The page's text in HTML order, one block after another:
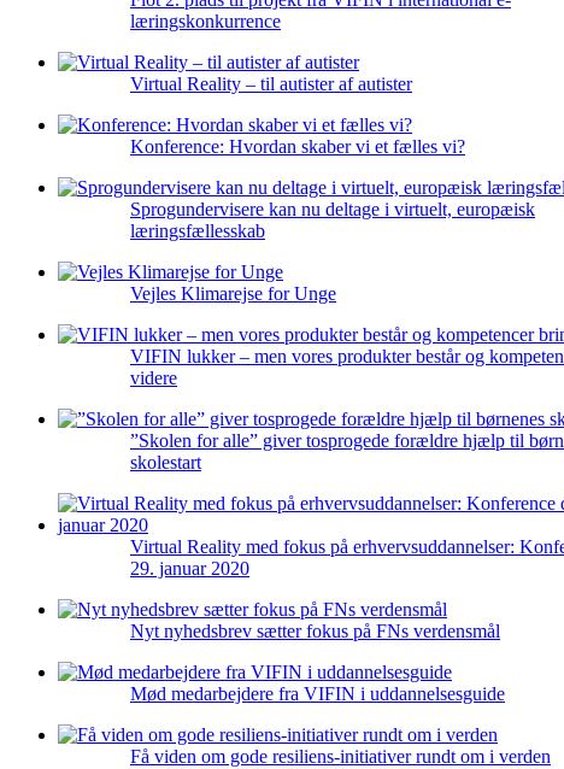
læringskonkurrence
Virtual Reality – til autister af autister
Konference: Hvordan skaber vi et fælles vi?
Sprogundervisere kan nu deltage i virtuelt, europæisk
læringsfællesskab
Vejles Klimarejse for Unge
VIFIN lukker – men vores produkter består og
videre
”Skolen for alle” giver tosprogede forældre hjælp til
skolestart
Virtual Reality med fokus på erhvervsuddannelser:
29. januar 2020
Nyt nyhedsbrev sætter fokus på FNs verdensmål
Mød medarbejdere fra VIFIN i uddannelsesguide
Få viden om gode resiliens-initiativer rundt om i verden